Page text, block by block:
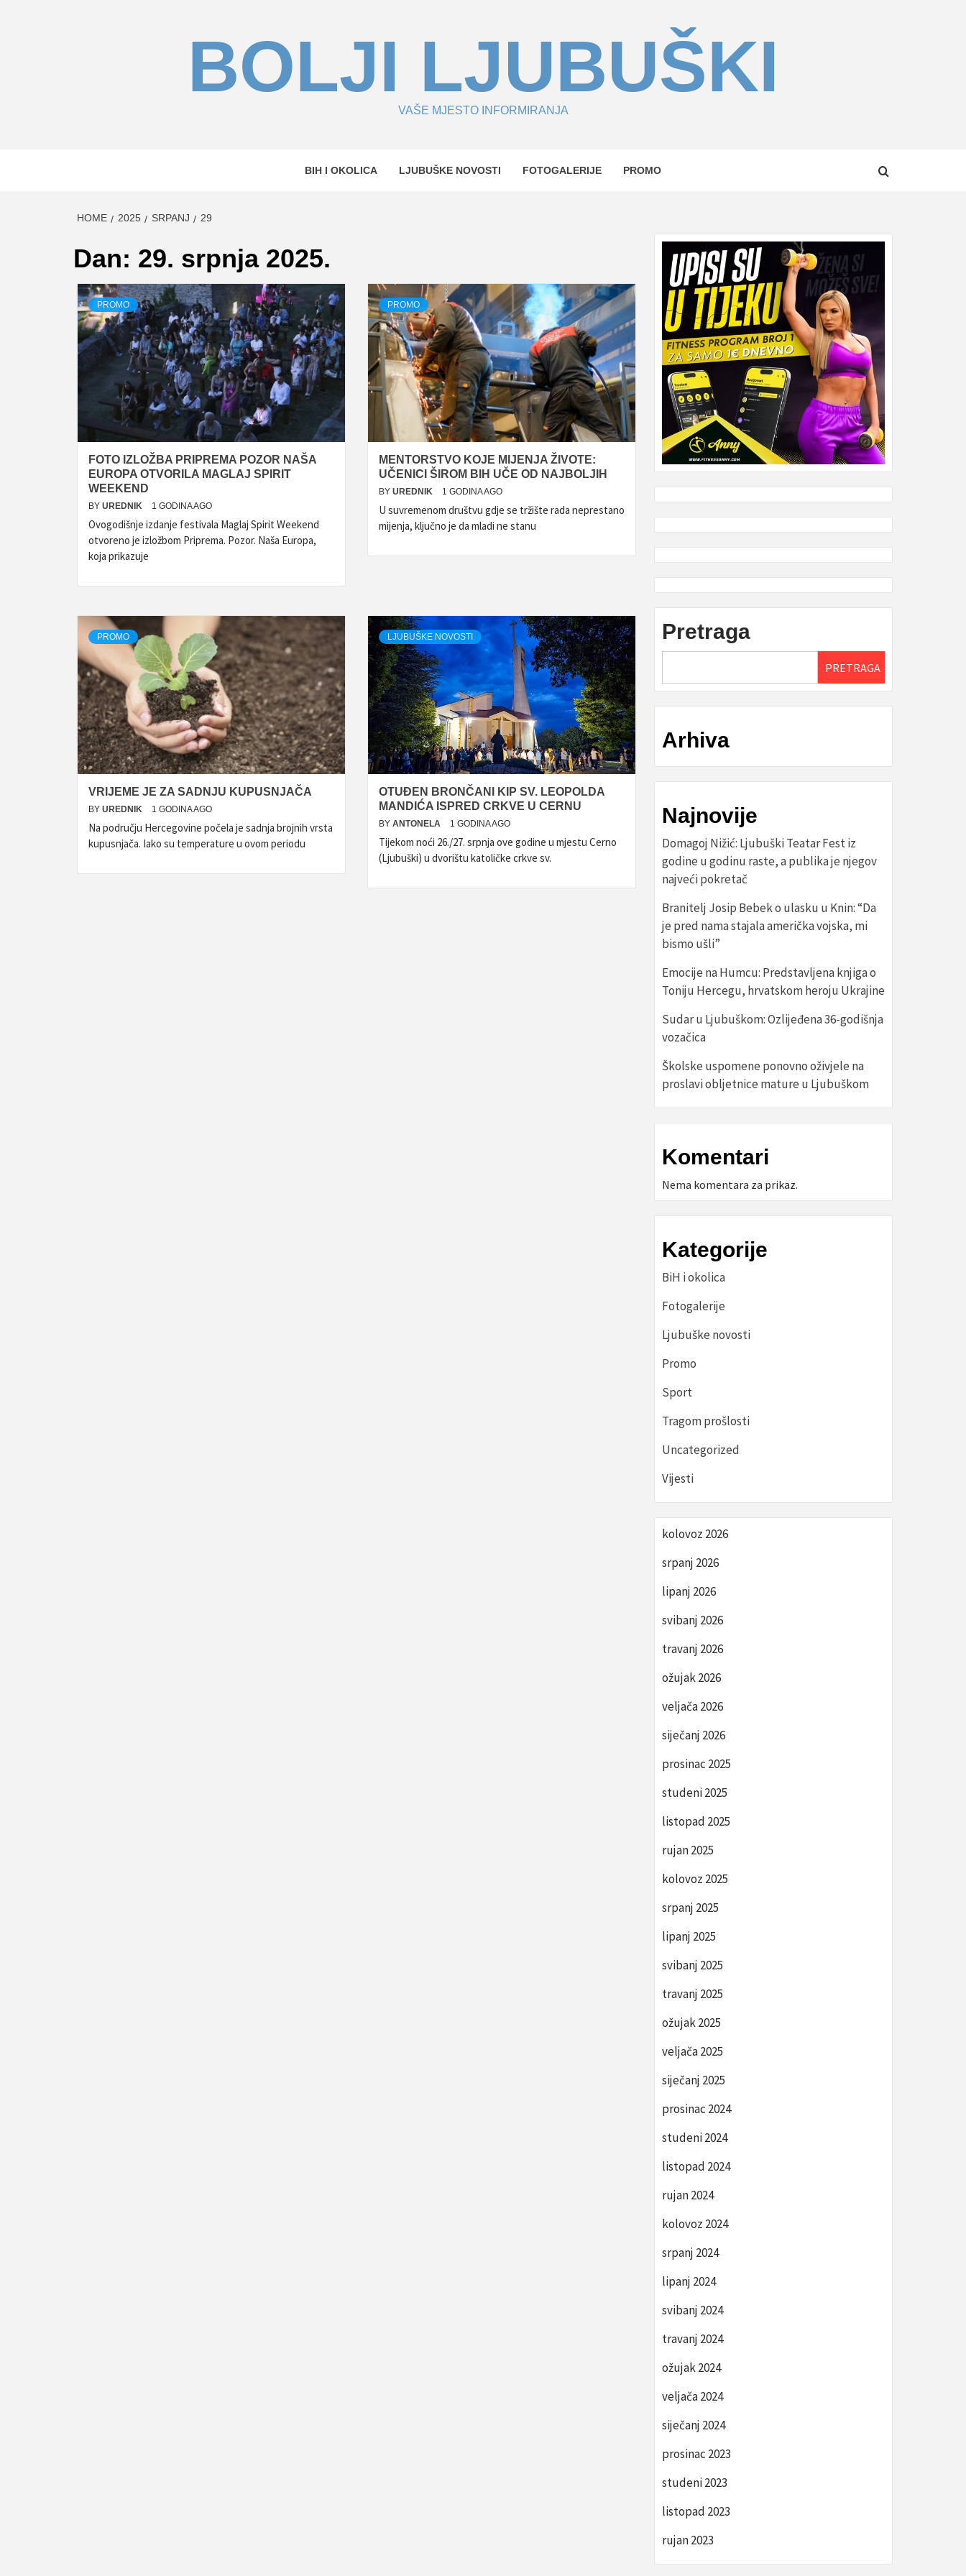
BOLJI LJUBUŠKI
VAŠE MJESTO INFORMIRANJA
BIH I OKOLICA LJUBUŠKE NOVOSTI FOTOGALERIJE PROMO
HOME 2025 SRPANJ 29
Dan: 29. srpnja 2025.
PROMO
FOTO IZLOŽBA PRIPREMA POZOR NAŠA
EUROPA OTVORILA MAGLAJ SPIRIT
WEEKEND
BY UREDNIK 1 GODINA AGO
Ovogodišnje izdanje festivala Maglaj Spirit Weekend
otvoreno je izložbom Priprema. Pozor. Naša Europa,
koja prikazuje
PROMO
MENTORSTVO KOJE MIJENJA ŽIVOTE:
UČENICI ŠIROM BIH UČE OD NAJBOLJIH
BY UREDNIK 1 GODINA AGO
U suvremenom društvu gdje se tržište rada neprestano
mijenja, ključno je da mladi ne stanu
PROMO
VRIJEME JE ZA SADNJU KUPUSNJAČA
BY UREDNIK 1 GODINA AGO
Na području Hercegovine počela je sadnja brojnih vrsta
kupusnjača. Iako su temperature u ovom periodu
LJUBUŠKE NOVOSTI
OTUĐEN BRONČANI KIP SV. LEOPOLDA
MANDIĆA ISPRED CRKVE U CERNU
BY ANTONELA 1 GODINA AGO
Tijekom noći 26./27. srpnja ove godine u mjestu Cerno
(Ljubuški) u dvorištu katoličke crkve sv.
Pretraga
PRETRAGA
Arhiva
Najnovije
Domagoj Nižić: Ljubuški Teatar Fest iz
godine u godinu raste, a publika je njegov
najveći pokretač
Branitelj Josip Bebek o ulasku u Knin: “Da
je pred nama stajala američka vojska, mi
bismo ušli”
Emocije na Humcu: Predstavljena knjiga o
Toniju Hercegu, hrvatskom heroju Ukrajine
Sudar u Ljubuškom: Ozlijeđena 36-godišnja
vozačica
Školske uspomene ponovno oživjele na
proslavi obljetnice mature u Ljubuškom
Komentari
Nema komentara za prikaz.
Kategorije
BiH i okolica
Fotogalerije
Ljubuške novosti
Promo
Sport
Tragom prošlosti
Uncategorized
Vijesti
kolovoz 2026
srpanj 2026
lipanj 2026
svibanj 2026
travanj 2026
ožujak 2026
veljača 2026
siječanj 2026
prosinac 2025
studeni 2025
listopad 2025
rujan 2025
kolovoz 2025
srpanj 2025
lipanj 2025
svibanj 2025
travanj 2025
ožujak 2025
veljača 2025
siječanj 2025
prosinac 2024
studeni 2024
listopad 2024
rujan 2024
kolovoz 2024
srpanj 2024
lipanj 2024
svibanj 2024
travanj 2024
ožujak 2024
veljača 2024
siječanj 2024
prosinac 2023
studeni 2023
listopad 2023
rujan 2023